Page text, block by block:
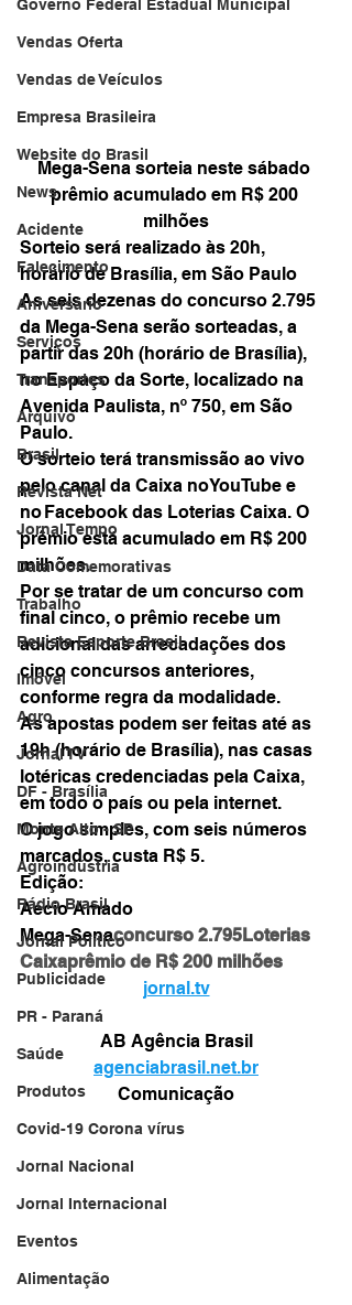
Governo Federal Estadual Municipal
Vendas Oferta
Vendas de Veículos
Empresa Brasileira
Website do Brasil
News
Acidente
Falecimento
Aniversário
Serviços
Transportes
Arquivo
Brasil
Revista Net
Jornal Tempo
Data Comemorativas
Trabalho
Revista Esporte Brasil
Imóvel
Agro
Jornal TV
DF - Brasília
Monte Alto - SP
Agroindústria
Rádio Brasil
Jornal Político
Publicidade
PR - Paraná
Saúde
Produtos
Covid-19 Corona vírus
Jornal Nacional
Jornal Internacional
Eventos
Alimentação
Mega-Sena sorteia neste sábado
prêmio acumulado em R$ 200
milhões
Sorteio será realizado às 20h,
horário de Brasília, em São Paulo
As seis dezenas do concurso 2.795
da Mega-Sena serão sorteadas, a
partir das 20h (horário de Brasília),
no Espaço da Sorte, localizado na
Avenida Paulista, nº 750, em São
Paulo.
O sorteio terá transmissão ao vivo
pelo canal da Caixa no YouTube e
no Facebook das Loterias Caixa. O
prêmio está acumulado em R$ 200
milhões.
Por se tratar de um concurso com
final cinco, o prêmio recebe um
adicional das arrecadações dos
cinco concursos anteriores,
conforme regra da modalidade.
As apostas podem ser feitas até as
19h (horário de Brasília), nas casas
lotéricas credenciadas pela Caixa,
em todo o país ou pela internet.
O jogo simples, com seis números
marcados, custa R$ 5.
Edição:
Aécio Amado
Mega-Senaconcurso 2.795Loterias
Caixaprêmio de R$ 200 milhões
jornal.tv
AB Agência Brasil
agenciabrasil.net.br
Comunicação